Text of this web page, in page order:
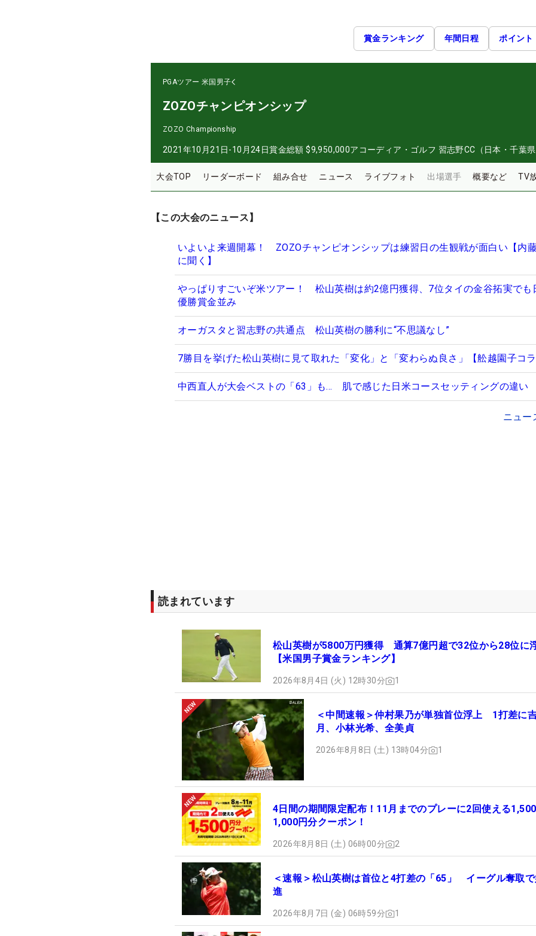
賞金ランキング 年間日程 ポイント
PGAツアー 米国男子
ZOZOチャンピオンシップ
ZOZO Championship
2021年10月21日-10月24日賞金総額 $9,950,000アコーディア・ゴルフ 習志野CC（日本・千葉
大会TOP リーダーボード 組み合せ ニュース ライブフォト 出場選手 概要など TV
【この大会のニュース】
いよいよ来週開幕！ ZOZOチャンピオンシップは練習日の生観戦が面白い【内
に聞く】
やっぱりすごいぞ米ツアー！ 松山英樹は約2億円獲得、7位タイの金谷拓実でも
優勝賞金並み
オーガスタと習志野の共通点 松山英樹の勝利に“不思議なし”
7勝目を挙げた松山英樹に見て取れた「変化」と「変わらぬ良さ」【舩越園子コ
中西直人が大会ベストの「63」も… 肌で感じた日米コースセッティングの違い
ニュー
読まれています
松山英樹が5800万円獲得 通算7億円超で32位から28位に
【米国男子賞金ランキング】
2026年8月4日 (火) 12時30分 1
＜中間速報＞仲村果乃が単独首位浮上 1打差に
月、小林光希、全美貞
2026年8月8日 (土) 13時04分 1
4日間の期間限定配布！11月までのプレーに2回使える
1,000円分クーポン！
2026年8月8日 (土) 06時00分 2
＜速報＞松山英樹は首位と4打差の「65」 イーグル奪取
進
2026年8月7日 (金) 06時59分 1